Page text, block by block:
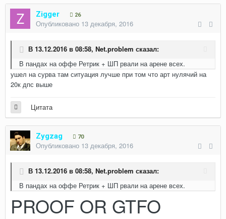
Zigger 26
Опубликовано 13 декабря, 2016
В 13.12.2016 в 08:58, Net.problem сказал:
В пандах на оффе Ретрик + ШП рвали на арене всех.
ушел на сурва там ситуация лучше при том что арт нулячий на
20к дпс выше
Цитата
Zygzag 70
Опубликовано 13 декабря, 2016
В 13.12.2016 в 08:58, Net.problem сказал:
В пандах на оффе Ретрик + ШП рвали на арене всех.
PROOF OR GTFO